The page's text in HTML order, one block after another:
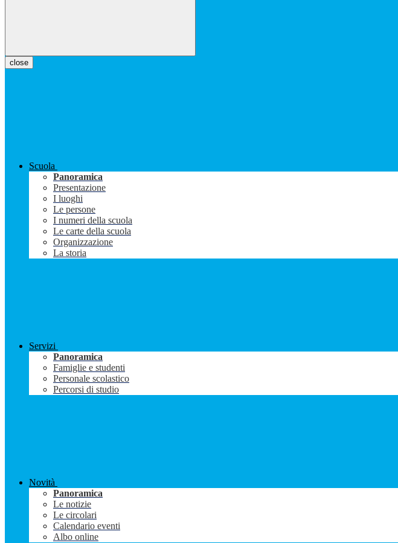
close
Scuola
Panoramica
Presentazione
I luoghi
Le persone
I numeri della scuola
Le carte della scuola
Organizzazione
La storia
Servizi
Panoramica
Famiglie e studenti
Personale scolastico
Percorsi di studio
Novità
Panoramica
Le notizie
Le circolari
Calendario eventi
Albo online